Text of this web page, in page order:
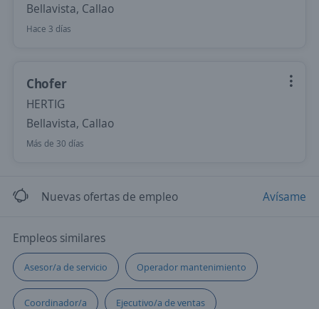
Bellavista, Callao
Hace 3 días
Chofer
HERTIG
Bellavista, Callao
Más de 30 días
Nuevas ofertas de empleo Avísame
Empleos similares
Asesor/a de servicio Operador mantenimiento
Coordinador/a Ejecutivo/a de ventas